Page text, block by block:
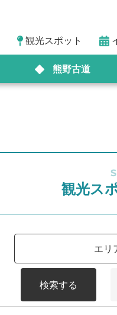
観光スポット
熊野古道
観光ス
エリ
検索する